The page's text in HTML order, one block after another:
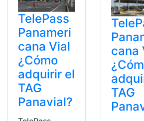
TelePass
Panameri
cana Vial
¿Cómo
adquirir el
TAG
Panavial?
cana
TAG